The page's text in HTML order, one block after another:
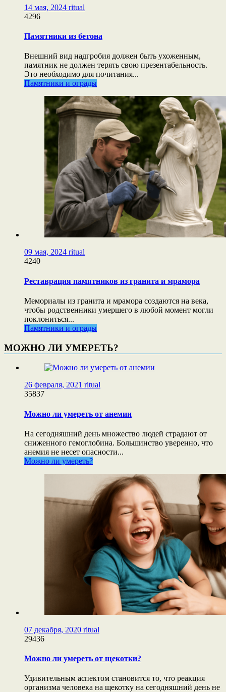
14 мая, 2024 ritual
4296
Памятники из бетона
Внешний вид надгробия должен быть ухоженным,
памятник не должен терять свою презентабельность.
Это необходимо для почитания...
Памятники и ограды
09 мая, 2024 ritual
4240
Реставрация памятников из гранита и мрамора
Мемориалы из гранита и мрамора создаются на века,
чтобы родственники умершего в любой момент могли
поклониться...
Памятники и ограды
МОЖНО ЛИ УМЕРЕТЬ?
26 февраля, 2021 ritual
35837
Можно ли умереть от анемии
На сегодняшний день множество людей страдают от
сниженного гемоглобина. Большинство уверенно, что
анемия не несет опасности...
Можно ли умереть?
07 декабря, 2020 ritual
29436
Можно ли умереть от щекотки?
Удивительным аспектом становится то, что реакция
организма человека на щекотку на сегодняшний день не